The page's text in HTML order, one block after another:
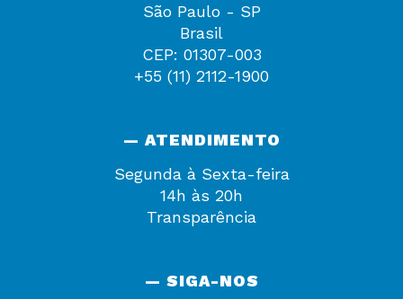
São Paulo - SP
Brasil
CEP: 01307-003
+55 (11) 2112-1900
— ATENDIMENTO
Segunda à Sexta-feira
14h às 20h
Transparência
— SIGA-NOS